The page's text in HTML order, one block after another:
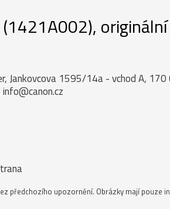
Jankovcova 1595/14a - vchod A,
předchozího upozornění. Obrázky mají pouze